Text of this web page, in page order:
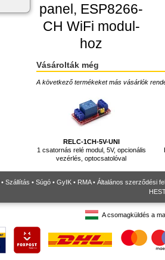
panel, ESP8266-
CH WiFi modul-
hoz
Vásárolták még
A következő termékeket más vásárlók
RELC-1CH-5V-UNI
1 csatornás relé modul, 5V, opcionális
vezérlés, optocsatolóval
• Szállítás • Súgó • GyIK • RMA• Általános szerződési
A csomagküldés a